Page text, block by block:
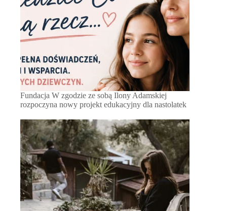
Fundacja W zgodzie ze sobą Ilony Adamskiej
rozpoczyna nowy projekt edukacyjny dla nastolatek